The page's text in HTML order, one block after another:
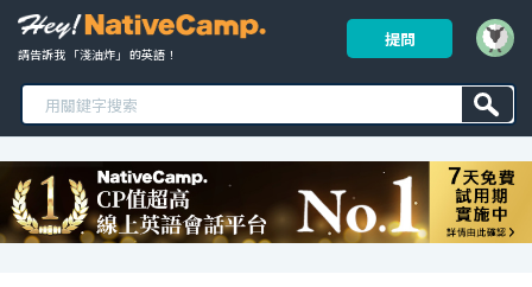
請告訴我 「淺油炸」 的英語！
提問